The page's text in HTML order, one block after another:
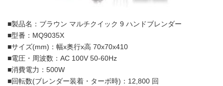
■製品名：ブラウン マルチクイック 9 ハンドブレンダー
■型番：MQ9035X
■サイズ(mm)：幅x奥行x高 70x70x410
■電圧・周波数：AC 100V 50-60Hz
■消費電力：500W
■回転数(ブレンダー装着・ターボ時)：12,800 回